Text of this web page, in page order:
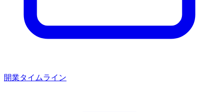
開業タイムライン